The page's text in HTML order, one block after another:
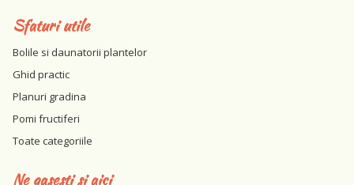
Sfaturi utile
Bolile si daunatorii plantelor
Ghid practic
Planuri gradina
Pomi fructiferi
Toate categoriile
Ne gasesti si aici